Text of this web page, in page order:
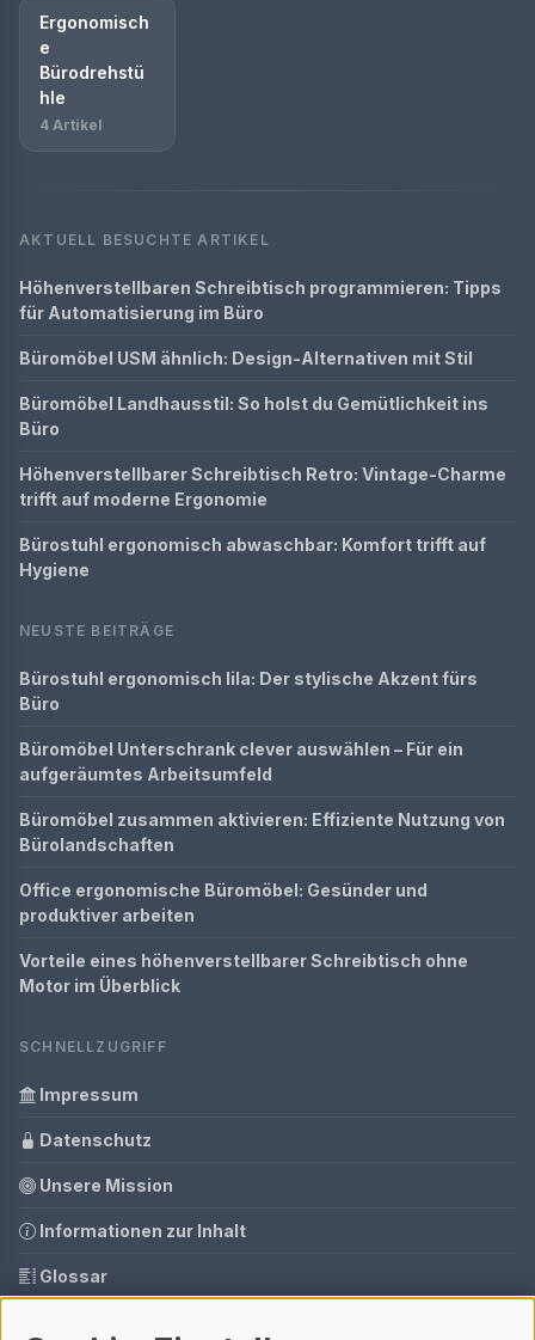
Ergonomisch
e
Bürodrehstü
hle
4 Artikel
AKTUELL BESUCHTE ARTIKEL
Höhenverstellbaren Schreibtisch programmieren: Tipps
für Automatisierung im Büro
Büromöbel USM ähnlich: Design-Alternativen mit Stil
Büromöbel Landhausstil: So holst du Gemütlichkeit ins
Büro
Höhenverstellbarer Schreibtisch Retro: Vintage-Charme
trifft auf moderne Ergonomie
Bürostuhl ergonomisch abwaschbar: Komfort trifft auf
Hygiene
NEUSTE BEITRÄGE
Bürostuhl ergonomisch lila: Der stylische Akzent fürs
Büro
Büromöbel Unterschrank clever auswählen – Für ein
aufgeräumtes Arbeitsumfeld
Büromöbel zusammen aktivieren: Effiziente Nutzung von
Bürolandschaften
Office ergonomische Büromöbel: Gesünder und
produktiver arbeiten
Vorteile eines höhenverstellbarer Schreibtisch ohne
Motor im Überblick
SCHNELLZUGRIFF
Impressum
Datenschutz
Unsere Mission
Informationen zur Inhalt
Glossar